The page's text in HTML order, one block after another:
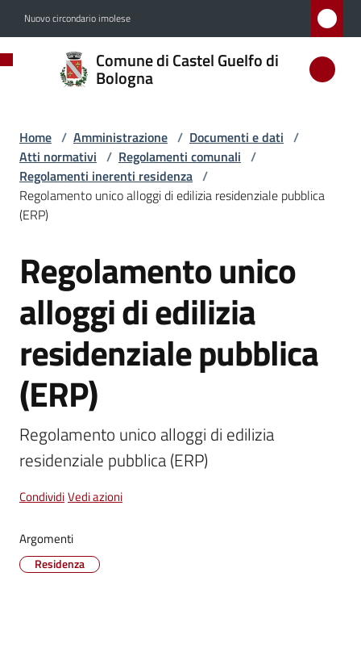
Nuovo circondario imolese
Comune di Castel Guelfo di
Bologna
Comune
di
Guelfo
di
Bologna
Menu selezionato
Novità
Servizi
Vivere
Guelfo
Servizi
online
Home / Amministrazione / Documenti e dati /
Atti normativi / Regolamenti comunali /
Regolamenti inerenti residenza /
Regolamento unico alloggi di edilizia residenziale pubblica
(ERP)
Salta al contenuto
Regolamento unico
alloggi di edilizia
residenziale pubblica
(ERP)
Regolamento unico alloggi di edilizia
residenziale pubblica (ERP)
CondividiVedi azioni
Argomenti
Residenza